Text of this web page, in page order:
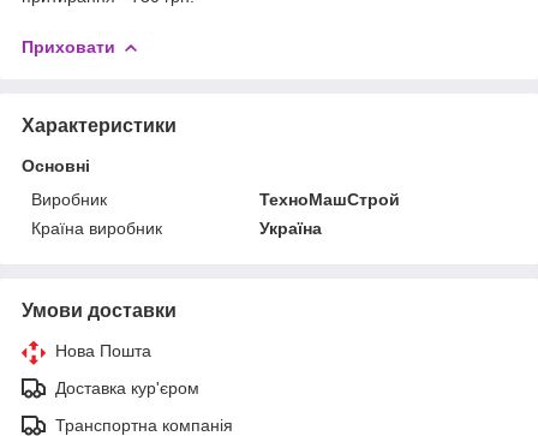
Приховати
Характеристики
Основні
Виробник
ТехноМашСтрой
Країна виробник
Україна
Умови доставки
Нова Пошта
Доставка кур'єром
Транспортна компанія